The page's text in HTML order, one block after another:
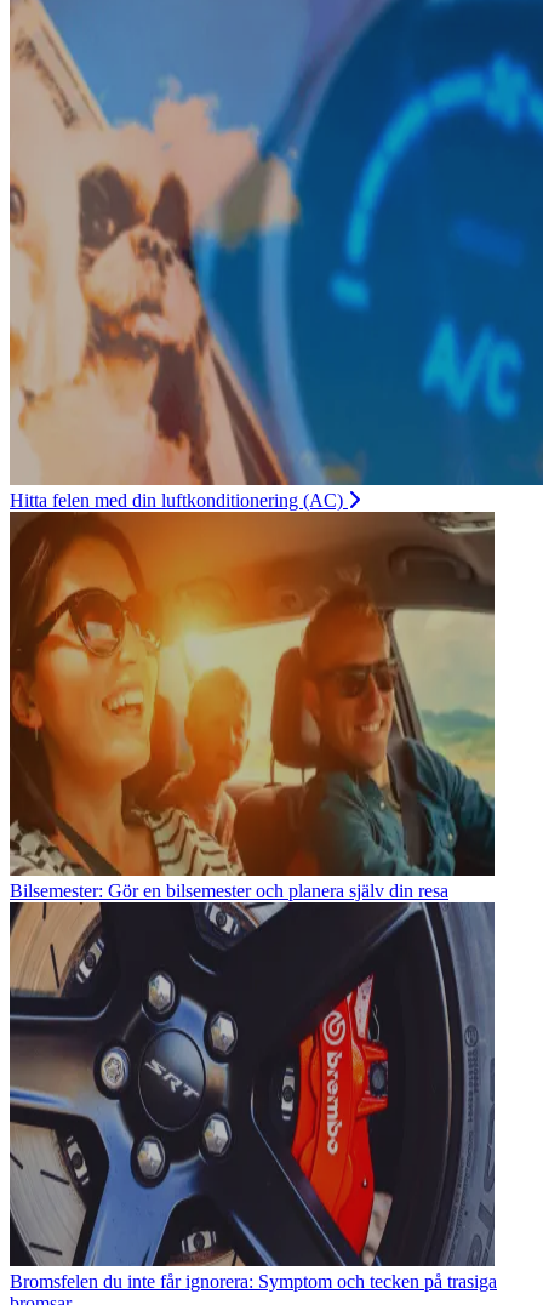
Hitta felen med din luftkonditionering (AC)
Bilsemester: Gör en bilsemester och planera själv din resa
Bromsfelen du inte får ignorera: Symptom och tecken på trasiga